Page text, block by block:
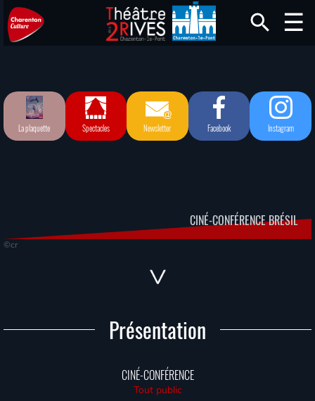
La plaquette Spectacles Newsletter Facebook Instagram
CINÉ-CONFÉRENCE BRÉSIL
©cr
Présentation
CINÉ-CONFÉRENCE
Tout public